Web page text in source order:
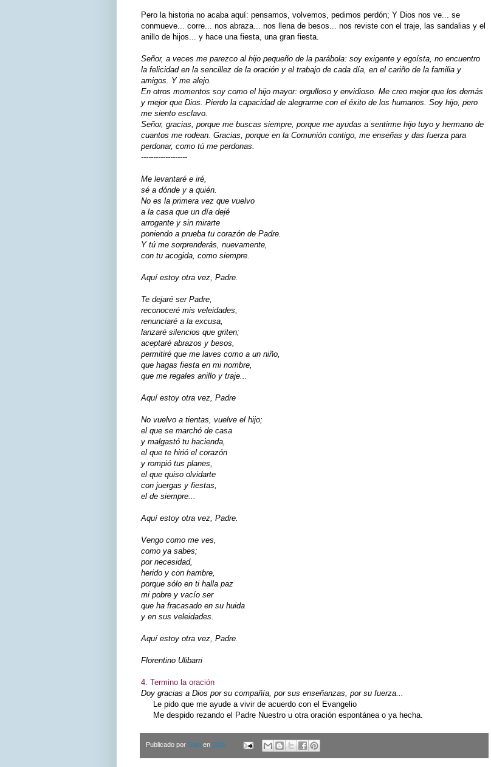
Pero la historia no acaba aquí: pensamos, volvemos, pedimos perdón; Y Dios nos ve... se
conmueve... corre... nos abraza... nos llena de besos... nos reviste con el traje, las sandalias y el
anillo de hijos... y hace una fiesta, una gran fiesta.
Señor, a veces me parezco al hijo pequeño de la parábola: soy exigente y egoísta, no encuentro
la felicidad en la sencillez de la oración y el trabajo de cada día, en el cariño de la familia y
amigos. Y me alejo.
En otros momentos soy como el hijo mayor: orgulloso y envidioso. Me creo mejor que los demás
y mejor que Dios. Pierdo la capacidad de alegrarme con el éxito de los humanos. Soy hijo, pero
me siento esclavo.
Señor, gracias, porque me buscas siempre, porque me ayudas a sentirme hijo tuyo y hermano de
cuantos me rodean. Gracias, porque en la Comunión contigo, me enseñas y das fuerza para
perdonar, como tú me perdonas.
-------------------
Me levantaré e iré,
sé a dónde y a quién.
No es la primera vez que vuelvo
a la casa que un día dejé
arrogante y sin mirarte
poniendo a prueba tu corazón de Padre.
Y tú me sorprenderás, nuevamente,
con tu acogida, como siempre.
Aquí estoy otra vez, Padre.
Te dejaré ser Padre,
reconoceré mis veleidades,
renunciaré a la excusa,
lanzaré silencios que griten;
aceptaré abrazos y besos,
permitiré que me laves como a un niño,
que hagas fiesta en mi nombre,
que me regales anillo y traje...
Aquí estoy otra vez, Padre
No vuelvo a tientas, vuelve el hijo;
el que se marchó de casa
y malgastó tu hacienda,
el que te hirió el corazón
y rompió tus planes,
el que quiso olvidarte
con juergas y fiestas,
el de siempre...
Aquí estoy otra vez, Padre.
Vengo como me ves,
como ya sabes;
por necesidad,
herido y con hambre,
porque sólo en ti halla paz
mi pobre y vacío ser
que ha fracasado en su huida
y en sus veleidades.
Aquí estoy otra vez, Padre.
Florentino Ulibarri
4. Termino la oración
Doy gracias a Dios por su compañía, por sus enseñanzas, por su fuerza...
Le pido que me ayude a vivir de acuerdo con el Evangelio
Me despido rezando el Padre Nuestro u otra oración espontánea o ya hecha.
Publicado por Satu en 0:00